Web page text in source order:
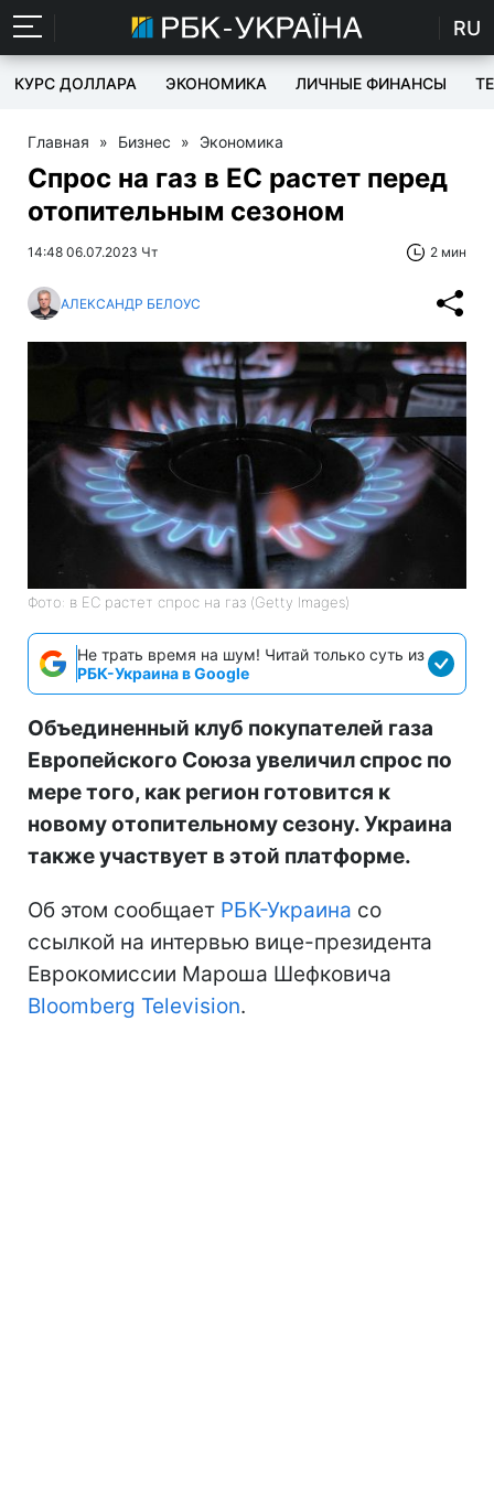
RU
КУРС ДОЛЛАРА ЭКОНОМИКА ЛИЧНЫЕ ФИНАНСЫ
Главная » Бизнес » Экономика
Спрос на газ в ЕС растет перед
отопительным сезоном
14:48 06.07.2023 Чт 2 мин
АЛЕКСАНДР БЕЛОУС
Фото: в ЕС растет спрос на газ (Getty Images)
Не трать время на шум! Читай только суть из
РБК-Украина в Google
Объединенный клуб покупателей газа
Европейского Союза увеличил спрос по
мере того, как регион готовится к
новому отопительному сезону. Украина
также участвует в этой платформе.
Об этом сообщает РБК-Украина со
ссылкой на интервью вице-президента
Еврокомиссии Мароша Шефковича
Bloomberg Television.